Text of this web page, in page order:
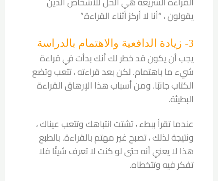
يقولون ، “أنا لا أركز أثناء القراءة.”
3- زيادة الدافعية والاهتمام بالدراسة
يجب أن يكون قد خطر لك أنك بدأت في قراءة
شيء ما باهتمام. لكن بعد قراءته ، تتعب وتضع
الكتاب جانبًا. ومن أسباب هذا الإرهاق القراءة
البطيئة.
عندما تقرأ ببطء ، تشتت انتباهك وتتعب عيناك ،
ونتيجة لذلك ، تصبح غير مهتم بالقراءة. بالطبع
هذا لا يعني أنه حتى لو كنت لا تعرف شيئًا فلا
تفكر فيه وتتخطاه.